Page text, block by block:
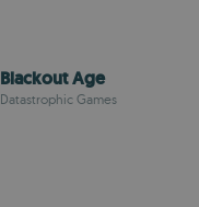
Blackout Age
Datastrophic Games